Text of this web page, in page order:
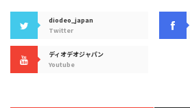
diodeo_japan
Twitter
ディオデオジャパン
Youtube